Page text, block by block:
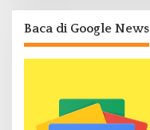
Baca di Google News